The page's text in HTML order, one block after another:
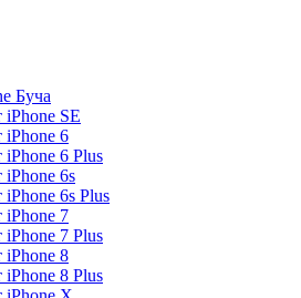
Буча
iPhone SE
iPhone 6
iPhone 6 Plus
iPhone 6s
6s Plus
iPhone 7
iPhone 7 Plus
iPhone 8
iPhone 8 Plus